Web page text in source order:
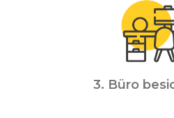
3. Büro